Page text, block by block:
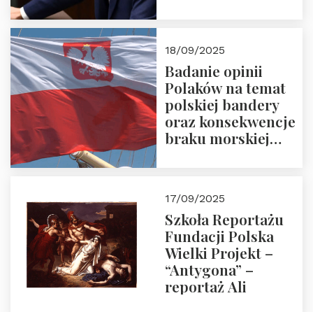
18/09/2025
Badanie opinii
Polaków na temat
polskiej bandery
oraz konsekwencje
braku morskiej
17/09/2025
Szkoła Reportażu
Fundacji Polska
Wielki Projekt –
“Antygona” –
reportaż Ali